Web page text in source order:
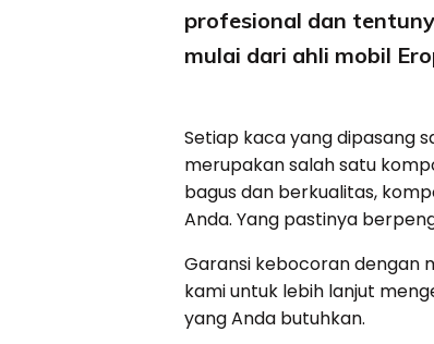
profesional dan
mulai dari ahli mobil
Setiap kaca yang dipasang
merupakan salah satu
bagus dan berkualitas,
Anda. Yang pastinya
Garansi kebocoran dengan
kami untuk lebih lanjut
yang Anda butuhkan.